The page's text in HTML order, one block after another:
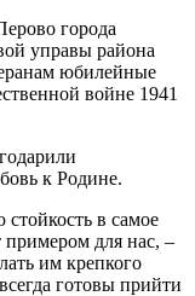
города
управы района
юбилейные
войне 1941
к Родине.
в самое
примером для нас, –
им крепкого
готовы прийти